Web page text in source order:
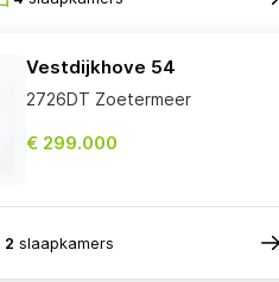
Vestdijkhove 54
2726DT Zoetermeer
€ 299.000
2 slaapkamers